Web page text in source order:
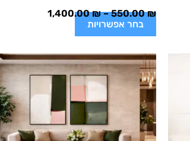
550.00₪
–
1,400.00₪
בחר אפשרויות